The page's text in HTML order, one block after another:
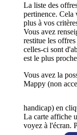
La liste des
pertinence. Cela
plus à vos
Vous avez
restitue les
celles-ci sont
est le plus
Vous avez la
Mappy (non
handicap) en
La carte affiche
voyez à l'écran.